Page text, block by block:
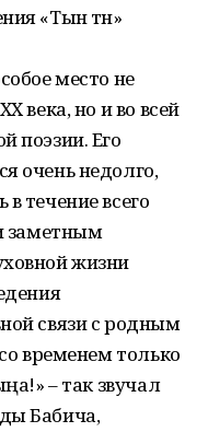
«Тын төн»
место не
века, но и во всей
поэзии. Его
очень недолго,
течение всего
заметным
жизни
связи с родным
временем только
– так звучал
Бабича,